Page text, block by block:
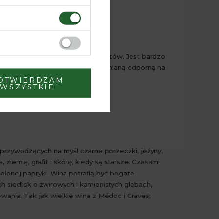
wielką koncentrację aromatów. Jest bardzo
warunki pogodowe, jest odmianą odporną na
na myśl czarne porzeczki, jeżyny,
grafit i skórę, kiedy są starsze. Czasami
papryki. Wina potrafią być bogate
siedlisk o żwirowych i kamienistych glebach,
Tak jak wielkie wina z Médoc i Graves;
WSZYSTKIE